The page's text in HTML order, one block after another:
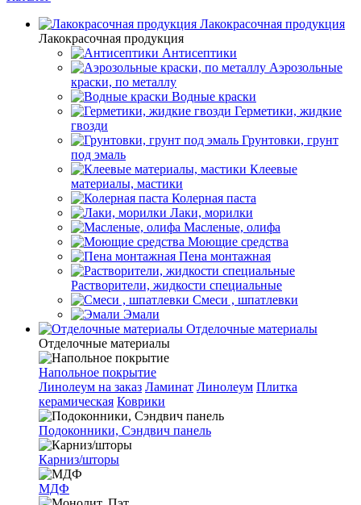
Лакокрасочная продукция
Лакокрасочная продукция
Антисептики
Аэрозольные
краски, по металлу
Водные краски
Герметики, жидкие
гвозди
Грунтовки, грунт
под эмаль
Клеевые
материалы, мастики
Колерная паста
Лаки, морилки
Масленые, олифа
Моющие средства
Пена монтажная
Растворители, жидкости специальные
Смеси , шпатлевки
Эмали
Отделочные материалы
Отделочные материалы
Напольное покрытие
Линолеум на заказ Ламинат Линолеум Плитка
керамическая Коврики
Подоконники, Сэндвич панель
Карниз/шторы
МДФ